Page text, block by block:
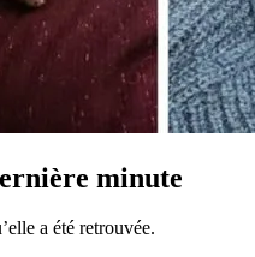
minute
a été retrouvée.